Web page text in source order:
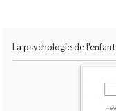
La psychologie de l'enfant